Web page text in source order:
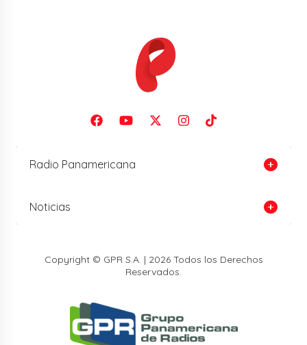
Radio Panamericana
Noticias
Copyright © GPR S.A. | 2026 Todos los Derechos
Reservados.